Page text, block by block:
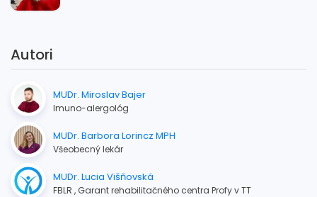
Autori
MUDr. Miroslav Bajer
Imuno-alergológ
MUDr. Barbora Lorincz MPH
Všeobecný lekár
MUDr. Lucia Višňovská
FBLR , Garant rehabilitačného centra Profy v TT